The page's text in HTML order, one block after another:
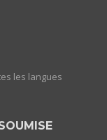
les langues